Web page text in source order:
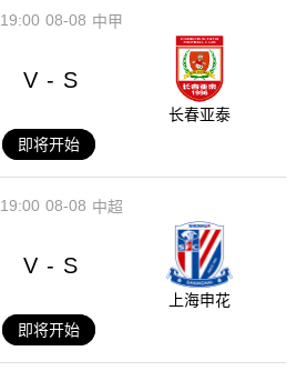
08-08
19:00 中甲
V - S
长春亚泰
即将开始
08-08
19:00 中超
V - S
上海申花
即将开始